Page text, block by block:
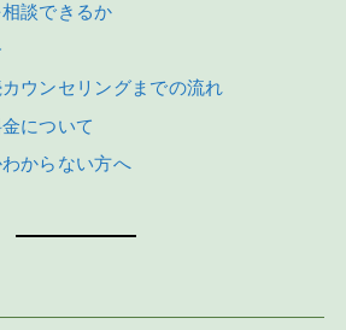
談できるか
ウンセリングまでの流れ
について
からない方へ